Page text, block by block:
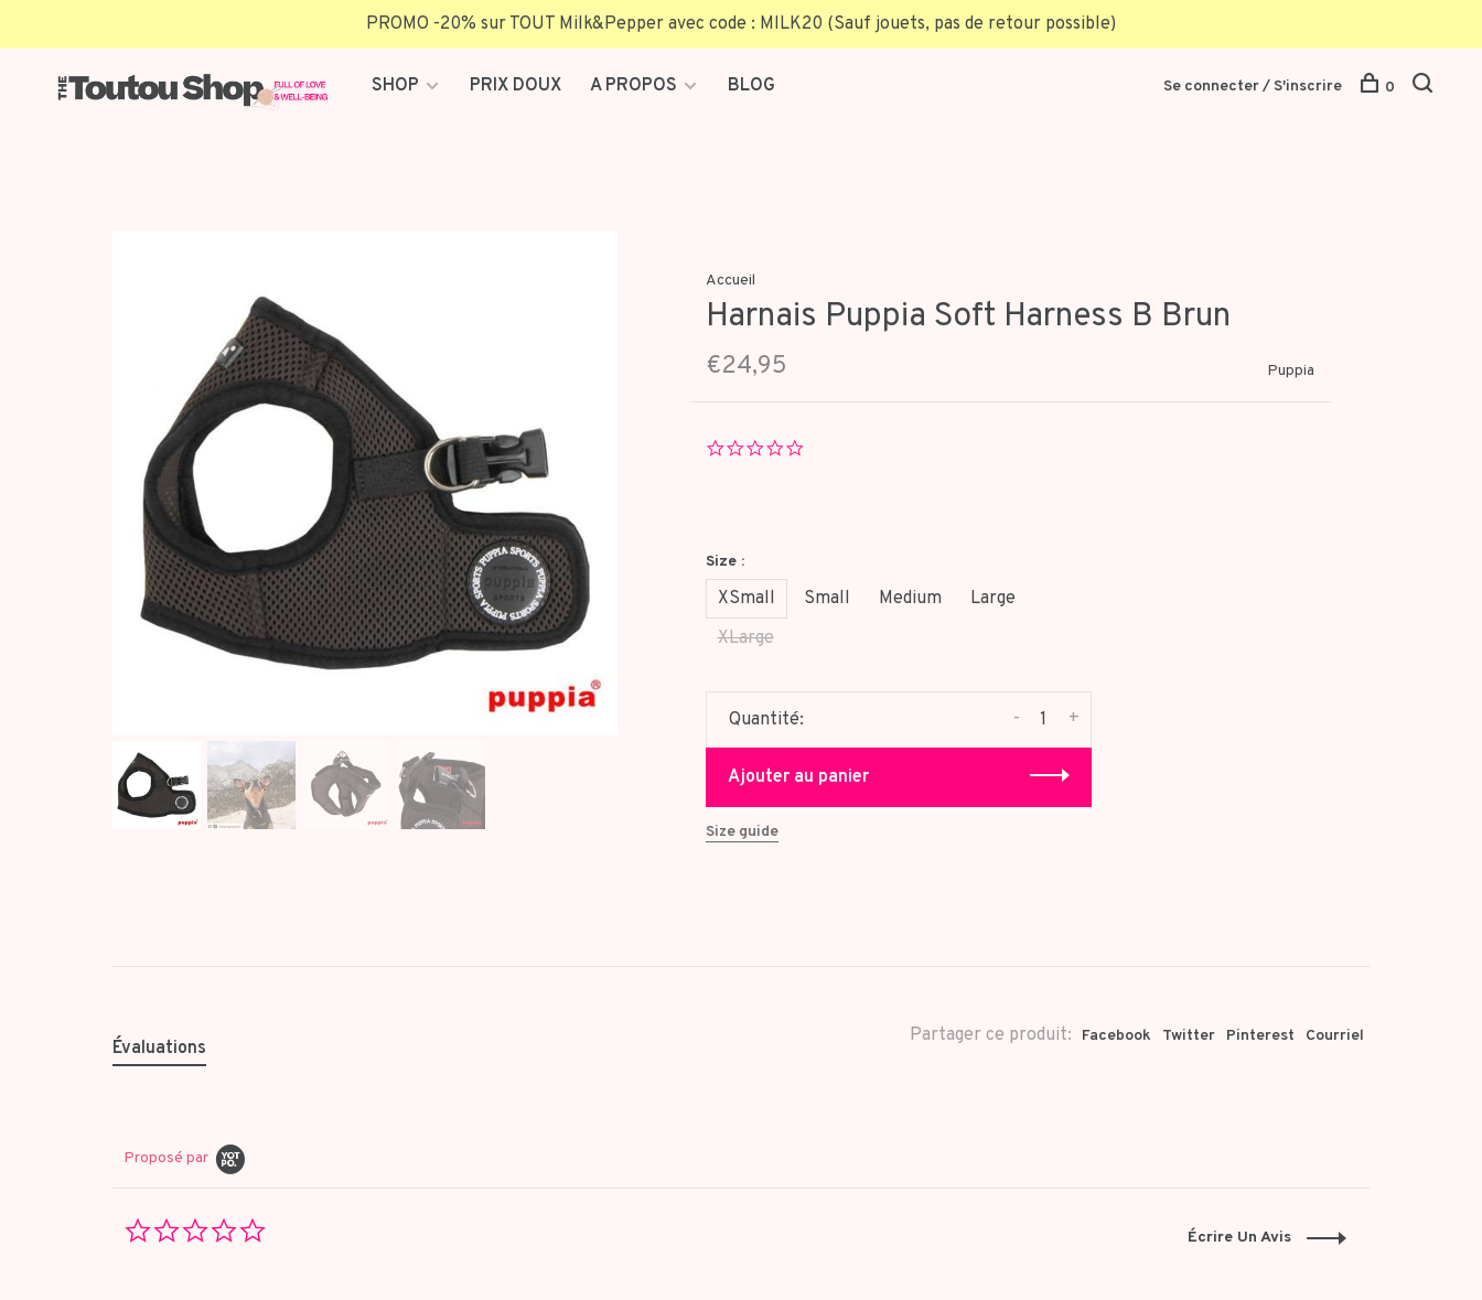
PROMO -20% sur TOUT Milk&Pepper avec code : MILK20 (Sauf jouets, pas de retour possible)
SHOP PRIX DOUX A PROPOS BLOG Se connecter / S'inscrire 0
Accueil
Harnais Puppia Soft Harness B Brun
€24,95 Puppia
0.0
Size :
XSmall Small Medium
Large
XLarge
Quantité: +
-
Ajouter au panier
Size guide
Partager ce produit: Facebook Twitter Pinterest Courriel
Évaluations
Proposé par
Écrire Un Avis